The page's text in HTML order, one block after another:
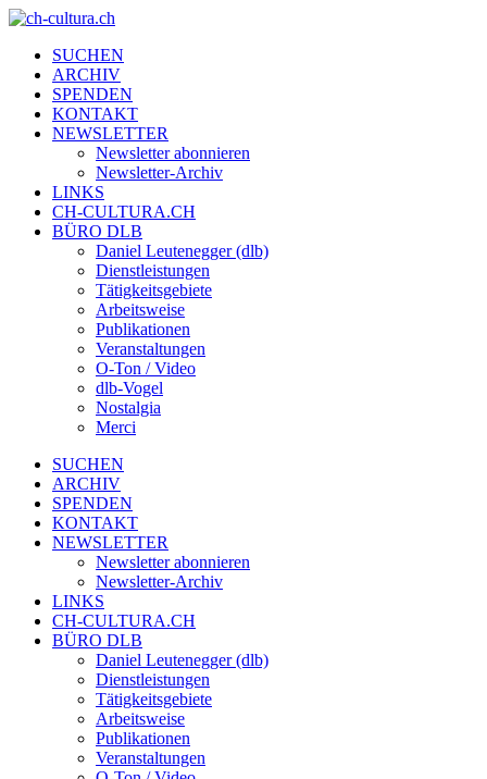
SUCHEN
ARCHIV
SPENDEN
KONTAKT
NEWSLETTER
Newsletter abonnieren
Newsletter-Archiv
LINKS
CH-CULTURA.CH
BÜRO DLB
Daniel Leutenegger (dlb)
Dienstleistungen
Tätigkeitsgebiete
Arbeitsweise
Publikationen
Veranstaltungen
O-Ton / Video
dlb-Vogel
Nostalgia
Merci
SUCHEN
ARCHIV
SPENDEN
KONTAKT
NEWSLETTER
Newsletter abonnieren
Newsletter-Archiv
LINKS
CH-CULTURA.CH
BÜRO DLB
Daniel Leutenegger (dlb)
Dienstleistungen
Tätigkeitsgebiete
Arbeitsweise
Publikationen
Veranstaltungen